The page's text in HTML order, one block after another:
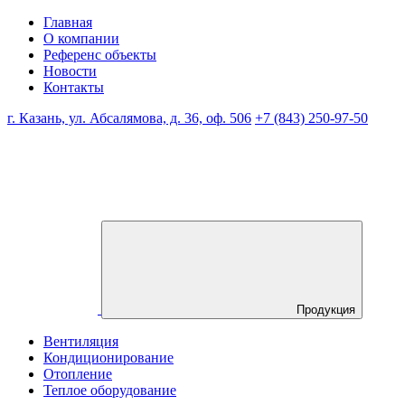
Главная
О компании
Референс объекты
Новости
Контакты
г. Казань, ул. Абсалямова, д. 36, оф. 506 +7 (843) 250-97-50
Продукция
Вентиляция
Кондиционирование
Отопление
Теплое оборудование